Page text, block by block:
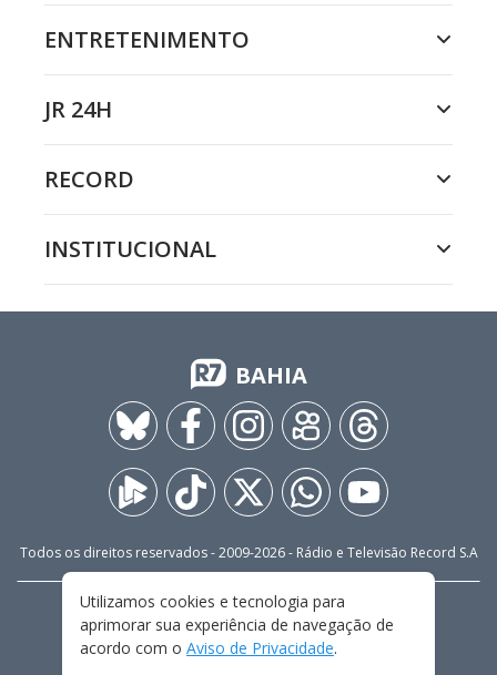
ENTRETENIMENTO
JR 24H
RECORD
INSTITUCIONAL
BAHIA
Todos os direitos reservados - 2009-2026- Rádio e Televisão Record S.A
FALE CONOSCO
PRIVACIDADE
TERMOS E CONDIÇÕES DE USO
Utilizamos cookies e tecnologia para
aprimorar sua experiência de navegação de
acordo com o Aviso de Privacidade.